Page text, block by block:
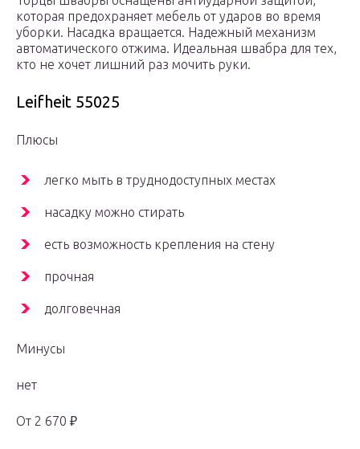
которая предохраняет мебель от ударов во время
уборки. Насадка вращается. Надежный механизм
автоматического отжима. Идеальная швабра для тех,
кто не хочет лишний раз мочить руки.
Leifheit 55025
Плюсы
легко мыть в труднодоступных местах
насадку можно стирать
есть возможность крепления на стену
прочная
долговечная
Минусы
нет
От 2 670 ₽